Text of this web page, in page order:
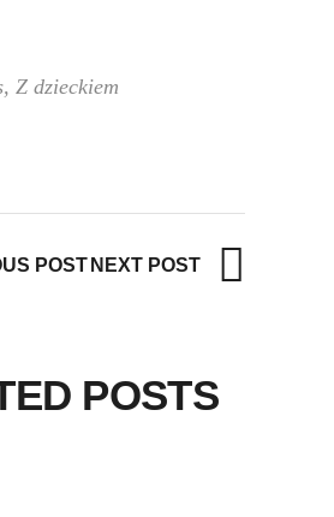
, Z dzieckiem
POST NEXT POST
POSTS